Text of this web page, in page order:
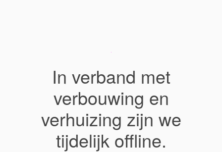
In verband met
verbouwing en
verhuizing zijn we
tijdelijk offline.